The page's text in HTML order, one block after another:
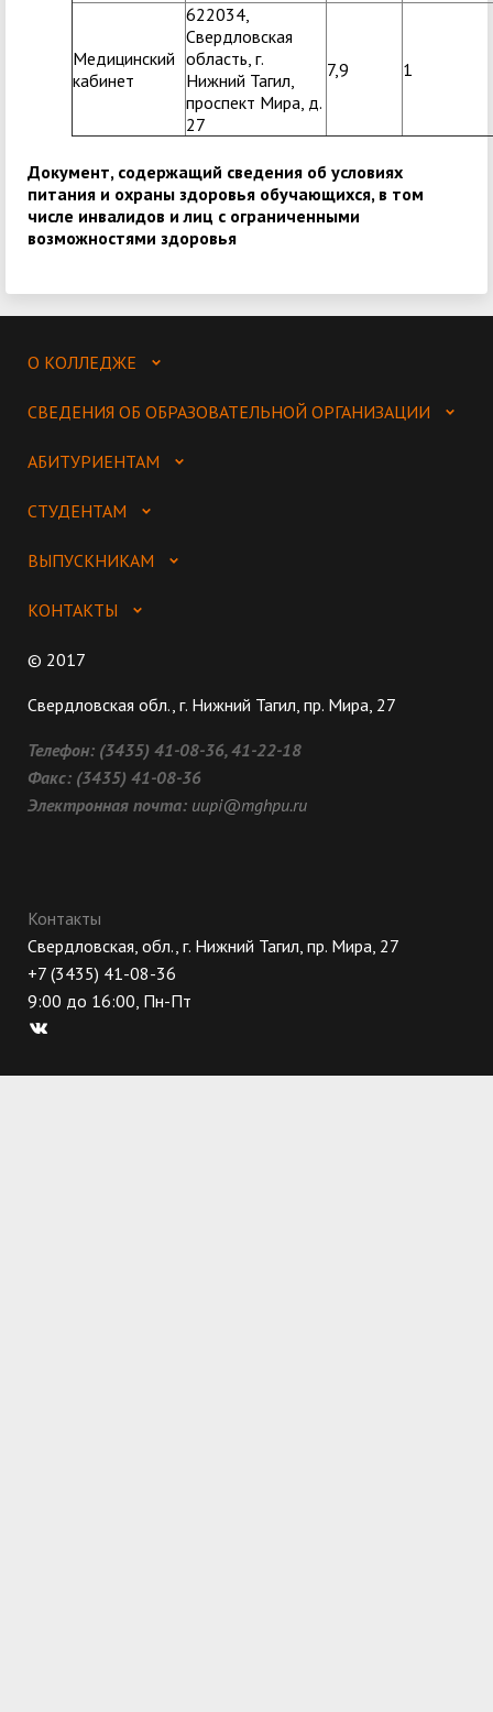
Медицинский
кабинет
622034,
Свердловская
область, г.
Нижний Тагил,
проспект Мира, д.
27
7,9 1
Документ, содержащий сведения об условиях
питания и охраны здоровья обучающихся, в том
числе инвалидов и лиц с ограниченными
возможностями здоровья
О КОЛЛЕДЖЕ
СВЕДЕНИЯ ОБ ОБРАЗОВАТЕЛЬНОЙ ОРГАНИЗАЦИИ
АБИТУРИЕНТАМ
СТУДЕНТАМ
ВЫПУСКНИКАМ
КОНТАКТЫ
© 2017
Свердловская обл., г. Нижний Тагил, пр. Мира, 27
Телефон: (3435) 41-08-36, 41-22-18
Факс: (3435) 41-08-36
Электронная почта: uupi@mghpu.ru
Контакты
Свердловская, обл., г. Нижний Тагил, пр. Мира, 27
+7 (3435) 41-08-36
9:00 до 16:00, Пн-Пт